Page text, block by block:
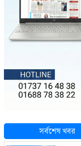
সর্বশেষ খবর